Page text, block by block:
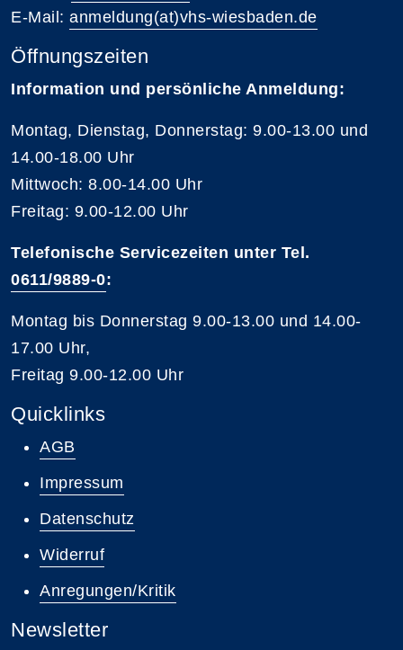
E-Mail: anmeldung(at)vhs-wiesbaden.de
Öffnungszeiten
Information und persönliche Anmeldung:
Montag, Dienstag, Donnerstag: 9.00-13.00 und
14.00-18.00 Uhr
Mittwoch: 8.00-14.00 Uhr
Freitag: 9.00-12.00 Uhr
Telefonische Servicezeiten unter Tel.
0611/9889-0:
Montag bis Donnerstag 9.00-13.00 und 14.00-
17.00 Uhr,
Freitag 9.00-12.00 Uhr
Quicklinks
AGB
Impressum
Datenschutz
Widerruf
Anregungen/Kritik
Newsletter